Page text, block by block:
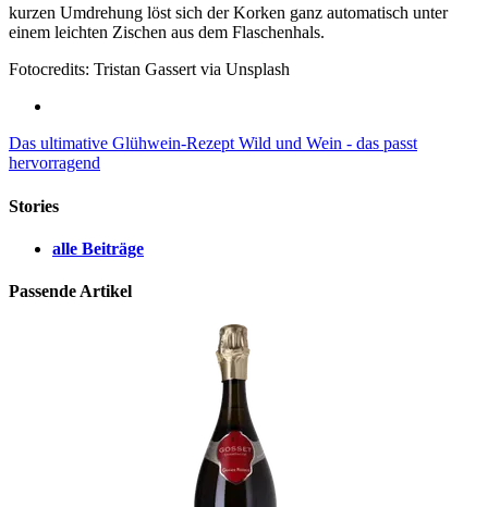
kurzen Umdrehung löst sich der Korken ganz automatisch unter
einem leichten Zischen aus dem Flaschenhals.
Fotocredits: Tristan Gassert via Unsplash
Das ultimative Glühwein-Rezept Wild und Wein - das passt
hervorragend
Stories
alle Beiträge
Passende Artikel